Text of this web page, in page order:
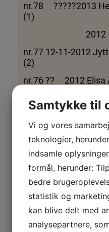
nr.78 ?????2013
(1)
2012
nr.77 12-11-2012
(2)
nr.76 ?? 2012 Elisa
nr.75 19-08-2012
nr.73 13-06-2012
nr.72 10-06-2012
nr.71 08-06-2012
nr.70 02-03-2012
nr.69 11-01-2012
2011
Samtykke til
Vi og vores
teknologier,
indsamle
formål, herunder:
bedre
statistik og
kan blive delt med
analysepartnere,